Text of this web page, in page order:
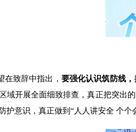
在致辞中指出， 要强化认识筑防线，
域开展全面细致排查，真正把突出
护意识，真正做到“人人讲安全 个个